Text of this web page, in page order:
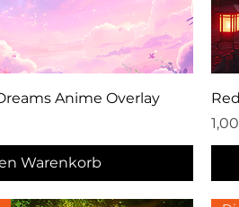
Anime Overlay
Warenkorb